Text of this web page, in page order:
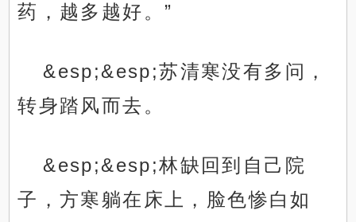
药，越多越好。”
&esp;&esp;苏清寒没有多问，
转身踏风而去。
&esp;&esp;林缺回到自己院
子，方寒躺在床上，脸色惨白如